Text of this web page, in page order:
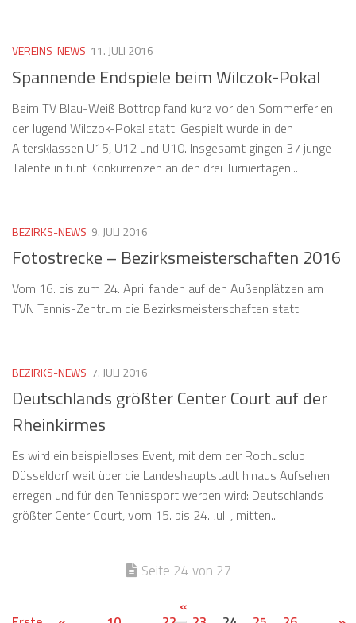
VEREINS-NEWS 11. JULI 2016
Spannende Endspiele beim Wilczok-Pokal
Beim TV Blau-Weiß Bottrop fand kurz vor den Sommerferien
der Jugend Wilczok-Pokal statt. Gespielt wurde in den
Altersklassen U15, U12 und U10. Insgesamt gingen 37 junge
Talente in fünf Konkurrenzen an den drei Turniertagen...
BEZIRKS-NEWS 9. JULI 2016
Fotostrecke – Bezirksmeisterschaften 2016
Vom 16. bis zum 24. April fanden auf den Außenplätzen am
TVN Tennis-Zentrum die Bezirksmeisterschaften statt.
BEZIRKS-NEWS 7. JULI 2016
Deutschlands größter Center Court auf der
Rheinkirmes
Es wird ein beispielloses Event, mit dem der Rochusclub
Düsseldorf weit über die Landeshauptstadt hinaus Aufsehen
erregen und für den Tennissport werben wird: Deutschlands
größter Center Court, vom 15. bis 24. Juli , mitten...
Seite 24 von 27
«